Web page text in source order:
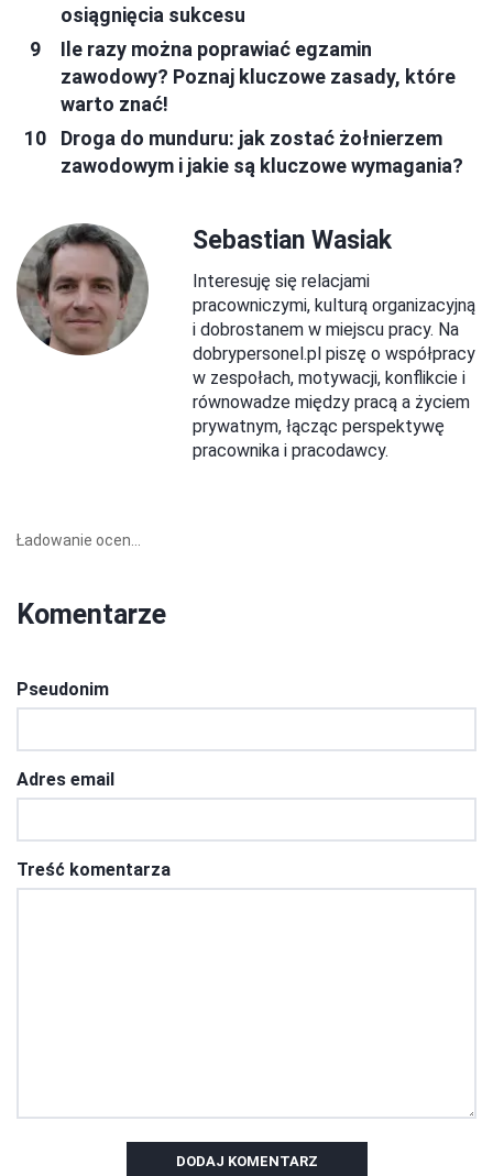
osiągnięcia sukcesu
Ile razy można poprawiać egzamin
zawodowy? Poznaj kluczowe zasady, które
warto znać!
Droga do munduru: jak zostać żołnierzem
zawodowym i jakie są kluczowe wymagania?
Sebastian Wasiak
Interesuję się relacjami
pracowniczymi, kulturą organizacyjną
i dobrostanem w miejscu pracy. Na
dobrypersonel.pl piszę o współpracy
w zespołach, motywacji, konflikcie i
równowadze między pracą a życiem
prywatnym, łącząc perspektywę
pracownika i pracodawcy.
Ładowanie ocen...
Komentarze
Pseudonim
Adres email
Treść komentarza
DODAJ KOMENTARZ